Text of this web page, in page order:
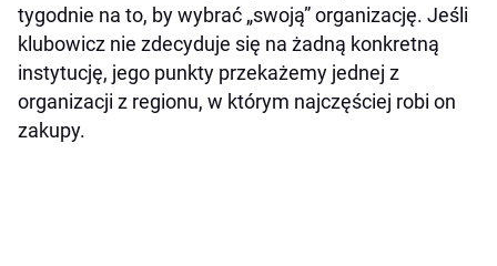
tygodnie na to, by wybrać „swoją” organizację. Jeśli
klubowicz nie zdecyduje się na żadną konkretną
instytucję, jego punkty przekażemy jednej z
organizacji z regionu, w którym najczęściej robi on
zakupy.